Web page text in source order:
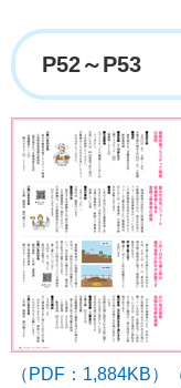
P52～P53
（PDF：1,884KB）